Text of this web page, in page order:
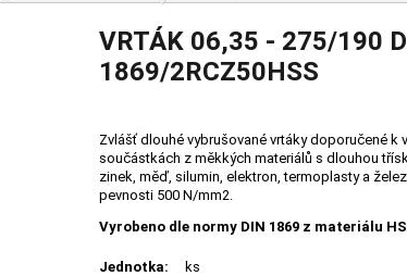
VRTÁK 06,35 - 275/190
1869/2RCZ50HSS
Zvlášť dlouhé vybrušované vrtáky doporučené k
součástkách z měkkých materiálů s dlouhou
zinek, měď, silumin, elektron, termoplasty a
pevnosti 500 N/mm2.
Vyrobeno dle normy DIN 1869 z materiálu
Jednotka:
ks